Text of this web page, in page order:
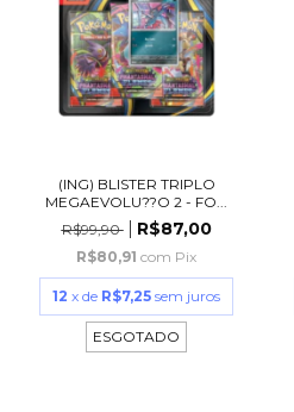
(ING) BLISTER TRIPLO
MEGAEVOLU??O 2 - FO...
R$99,90
R$87,00
R$80,91 com Pix
12 x de R$7,25 sem juros
ESGOTADO